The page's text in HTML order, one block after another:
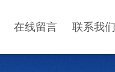
在线留言 联系我们